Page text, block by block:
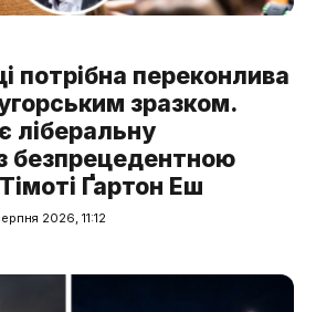
потрібна переконлива
зразком.
ліберальну
безпрецедентною
Ґартон Еш
2026, 11:12